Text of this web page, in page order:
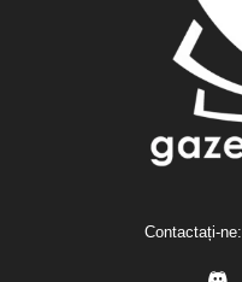
Contactați-ne: